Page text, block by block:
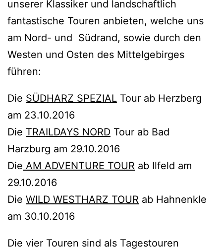
unserer Klassiker und landschaftlich
fantastische Touren anbieten, welche uns
am Nord- und Südrand, sowie durch den
Westen und Osten des Mittelgebirges
führen:
Die SÜDHARZ SPEZIAL Tour ab Herzberg
am 23.10.2016
Die TRAILDAYS NORD Tour ab Bad
Harzburg am 29.10.2016
Die AM ADVENTURE TOUR ab Ilfeld am
29.10.2016
Die WILD WESTHARZ TOUR ab Hahnenkle
am 30.10.2016
Die vier Touren sind als Tagestouren